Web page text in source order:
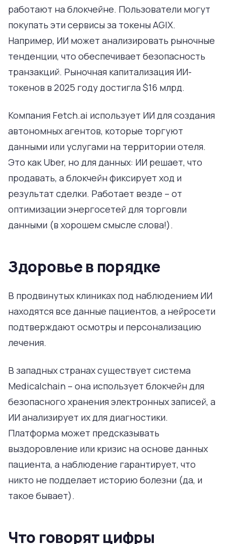
работают на блокчейне. Пользователи могут
покупать эти сервисы за токены AGIX.
Например, ИИ может анализировать рыночные
тенденции, что обеспечивает безопасность
транзакций. Рыночная капитализация ИИ-
токенов в 2025 году достигла $16 млрд.
Компания Fetch.ai использует ИИ для создания
автономных агентов, которые торгуют
данными или услугами на территории отеля.
Это как Uber, но для данных: ИИ решает, что
продавать, а блокчейн фиксирует ход и
результат сделки. Работает везде – от
оптимизации энергосетей для торговли
данными (в хорошем смысле слова!).
Здоровье в порядке
В продвинутых клиниках под наблюдением ИИ
находятся все данные пациентов, а нейросети
подтверждают осмотры и персонализацию
лечения.
В западных странах существует система
Medicalchain – она использует блокчейн для
безопасного хранения электронных записей, а
ИИ анализирует их для диагностики.
Платформа может предсказывать
выздоровление или кризис на основе данных
пациента, а наблюдение гарантирует, что
никто не подделает историю болезни (да, и
такое бывает).
Что говорят цифры